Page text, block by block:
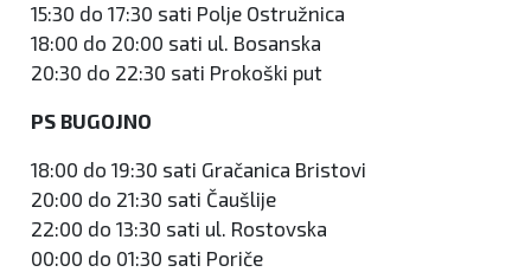
15:30 do 17:30 sati Polje Ostružnica
18:00 do 20:00 sati ul. Bosanska
20:30 do 22:30 sati Prokoški put
PS BUGOJNO
18:00 do 19:30 sati Gračanica Bristovi
20:00 do 21:30 sati Čaušlije
22:00 do 13:30 sati ul. Rostovska
00:00 do 01:30 sati Poriče